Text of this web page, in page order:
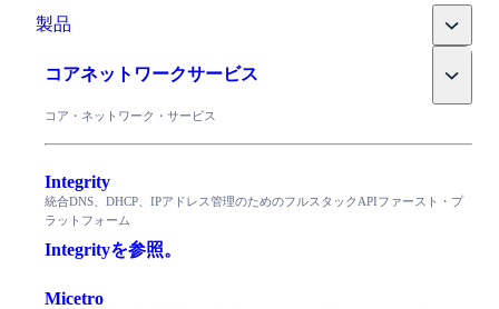
製品
コアネットワークサービス
コア・ネットワーク・サービス
Integrity
統合DNS、DHCP、IPアドレス管理のためのフルスタックAPIファースト・プ
ラットフォーム
Integrityを参照。
Micetro